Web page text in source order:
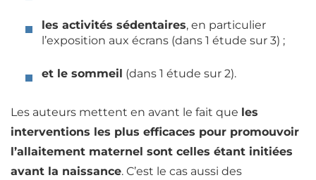
les activités sédentaires, en particulier
l’exposition aux écrans (dans 1 étude sur 3) ;
et le sommeil (dans 1 étude sur 2).
Les auteurs mettent en avant le fait que les
interventions les plus efficaces pour promouvoir
l’allaitement maternel sont celles étant initiées
avant la naissance. C’est le cas aussi des